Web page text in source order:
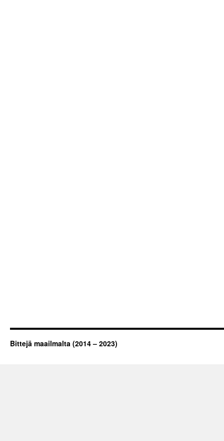
Bittejä maailmalta (2014 – 2023)